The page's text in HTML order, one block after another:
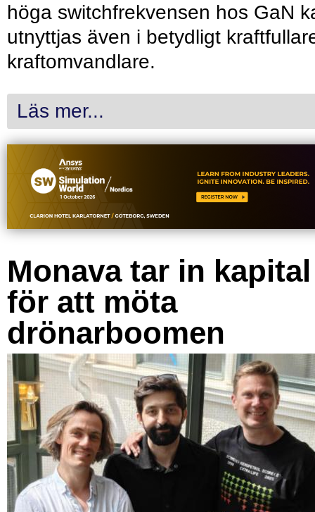
höga switchfrekvensen hos GaN
utnyttjas även i betydligt
kraftomvandlare.
Läs mer...
Monava tar in kapital
för att möta
drönarboomen